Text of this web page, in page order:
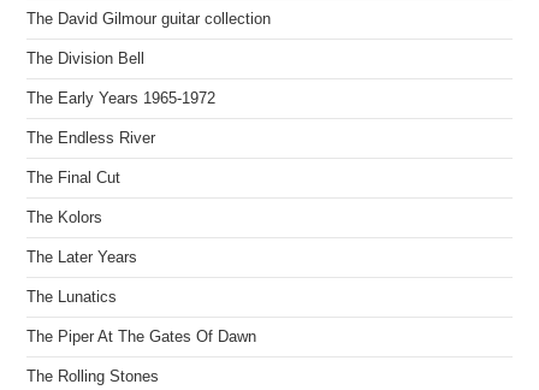
The David Gilmour guitar collection
The Division Bell
The Early Years 1965-1972
The Endless River
The Final Cut
The Kolors
The Later Years
The Lunatics
The Piper At The Gates Of Dawn
The Rolling Stones